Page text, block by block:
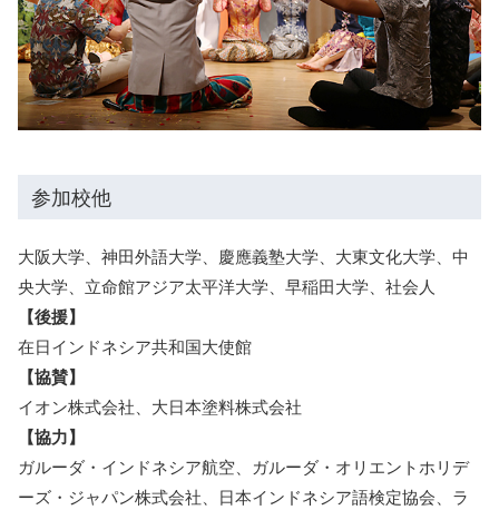
参加校他
大阪大学、神田外語大学、慶應義塾大学、大東文化大学、中
央大学、立命館アジア太平洋大学、早稲田大学、社会人
【後援】
在日インドネシア共和国大使館
【協賛】
イオン株式会社、大日本塗料株式会社
【協力】
ガルーダ・インドネシア航空、ガルーダ・オリエントホリデ
ーズ・ジャパン株式会社、日本インドネシア語検定協会、ラ